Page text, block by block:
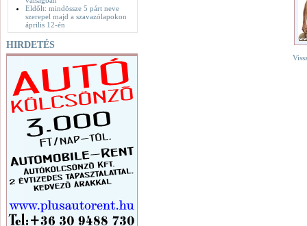
Eldőlt: mindössze 5 párt neve
szerepel majd a szavazólapokon
április 12-én
HIRDETÉS